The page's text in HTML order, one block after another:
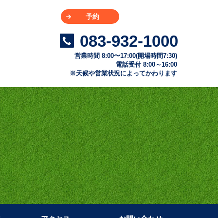
予約
083-932-1000
営業時間 8:00〜17:00(開場時間7:30)
電話受付 8:00～16:00
※天候や営業状況によってかわります